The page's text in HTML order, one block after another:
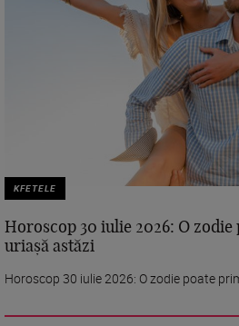
KFETELE
Horoscop 30 iulie 2026: O
uriașă astăzi
Horoscop 30 iulie 2026: O zodie poate